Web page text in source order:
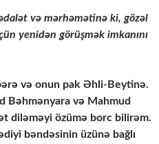
və mərhəmətinə ki, gözəl
yenidən görüşmək imkanını
və onun pak Əhli-Beytinə.
Bəhmənyara və Mahmud
diləməyi özümə borc bilirəm.
bəndəsinin üzünə bağlı